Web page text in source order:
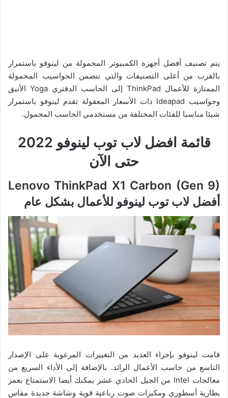
يتم تصنيف أفضل أجهزة الكمبيوتر المحمولة من لينوفو باستمرار
بالقرب من أعلى التصنيفات والتي تتضمن الحواسيب المحمولة
الممتازة للأعمال ThinkPad إلى الحاسب الدفتري Yoga الأنيق
وحواسيب Ideapad ذات الأسعار المعقولة تقدم لينوفو باستمرار
شيئا مناسبا للفئات المختلفة من مستخدمي الحاسب المحمول.
قائمة افضل لاب توب لينوفو 2022
حتى الآن
Lenovo ThinkPad X1 Carbon (Gen 9)
أفضل لاب توب لينوفو للأعمال بشكل عام
قامت لينوفو بإجراء العديد من التغييرات المرغوبة على الإصدار
التاسع من حاسب الأعمال الرائد. بالإضافة إلى الأداء السريع من
معالجات Intel من الجيل الحادي عشر يمكنك أيضا الاستمتاع بعمر
بطارية أسطوري ومكبرات صوت رباعية قوية وشاشة جديدة مقاس